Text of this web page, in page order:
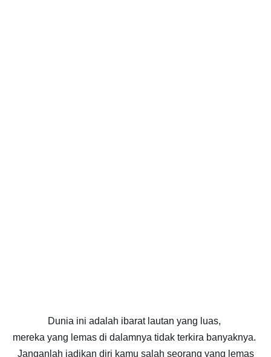
Dunia ini adalah ibarat lautan yang luas,
mereka yang lemas di dalamnya tidak terkira banyaknya.
Janganlah jadikan diri kamu salah seorang yang lemas